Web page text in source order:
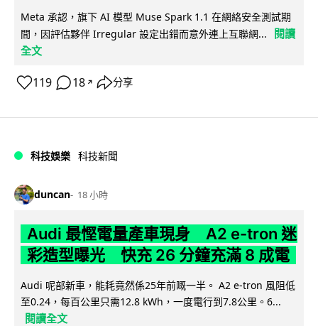
Meta 承認，旗下 AI 模型 Muse Spark 1.1 在網絡安全測試期
間，因評估夥伴 Irregular 設定出錯而意外連上互聯網...
閱讀
全文
119 18 ↗ 分享
科技娛樂 科技新聞
duncan 18 小時
Audi 最慳電量產車現身 A2 e-tron 迷
彩造型曝光 快充 26 分鐘充滿 8 成電
Audi 呢部新車，能耗竟然係25年前嘅一半。 A2 e-tron 風阻低
至0.24，每百公里只需12.8 kWh，一度電行到7.8公里。6...
閱讀全文